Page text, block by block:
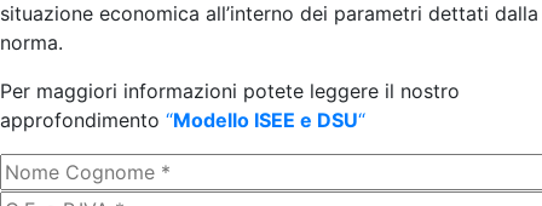
situazione economica all’interno dei parametri dettati dalla
norma.
Per maggiori informazioni potete leggere il nostro
approfondimento “Modello ISEE e DSU“